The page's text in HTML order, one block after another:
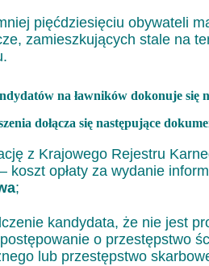
pięćdziesięciu obywateli
zamieszkujących stale na
na ławników dokonuje się
dołącza się następujące
z Krajowego Rejestru
koszt opłaty za wydanie
;
kandydata, że nie jest
o przestępstwo
lub przestępstwo